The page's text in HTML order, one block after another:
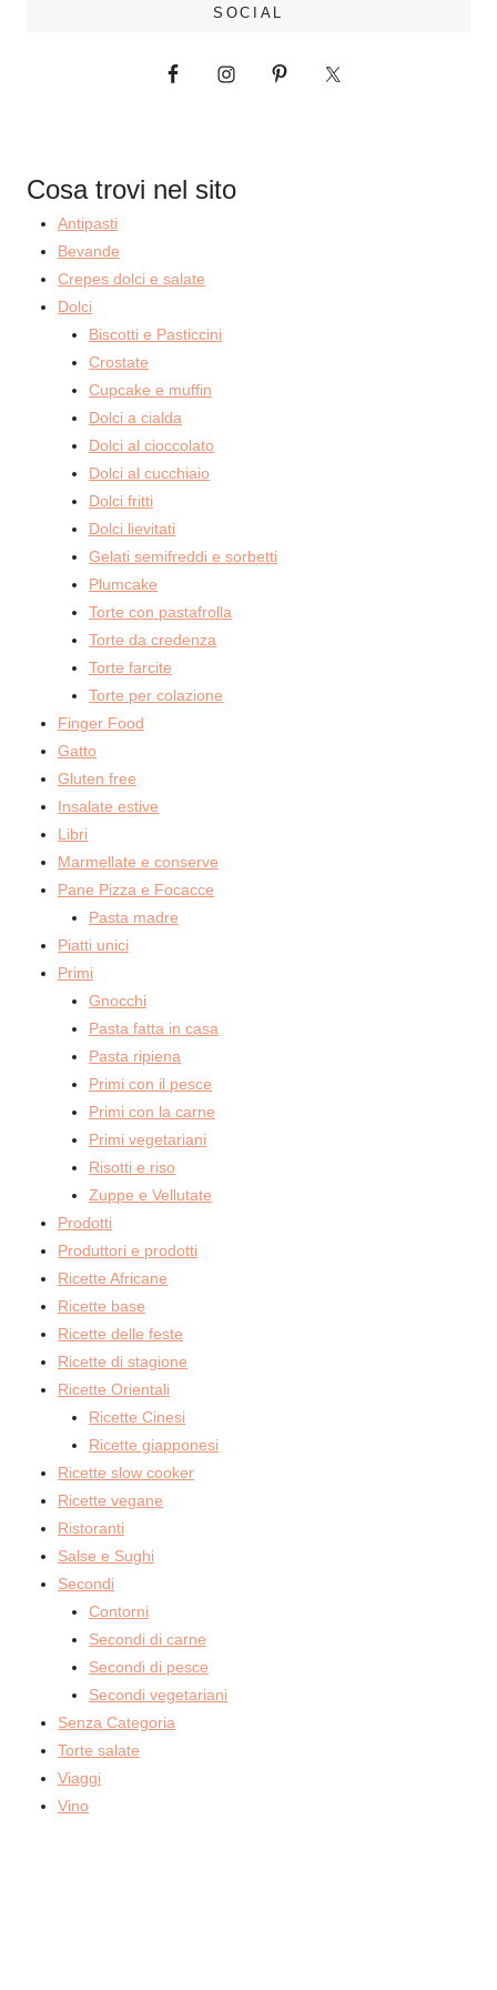
SOCIAL
Cosa trovi nel sito
Antipasti
Bevande
Crepes dolci e salate
Dolci
Biscotti e Pasticcini
Crostate
Cupcake e muffin
Dolci a cialda
Dolci al cioccolato
Dolci al cucchiaio
Dolci fritti
Dolci lievitati
Gelati semifreddi e sorbetti
Plumcake
Torte con pastafrolla
Torte da credenza
Torte farcite
Torte per colazione
Finger Food
Gatto
Gluten free
Insalate estive
Libri
Marmellate e conserve
Pane Pizza e Focacce
Pasta madre
Piatti unici
Primi
Gnocchi
Pasta fatta in casa
Pasta ripiena
Primi con il pesce
Primi con la carne
Primi vegetariani
Risotti e riso
Zuppe e Vellutate
Prodotti
Produttori e prodotti
Ricette Africane
Ricette base
Ricette delle feste
Ricette di stagione
Ricette Orientali
Ricette Cinesi
Ricette giapponesi
Ricette slow cooker
Ricette vegane
Ristoranti
Salse e Sughi
Secondi
Contorni
Secondi di carne
Secondi di pesce
Secondi vegetariani
Senza Categoria
Torte salate
Viaggi
Vino